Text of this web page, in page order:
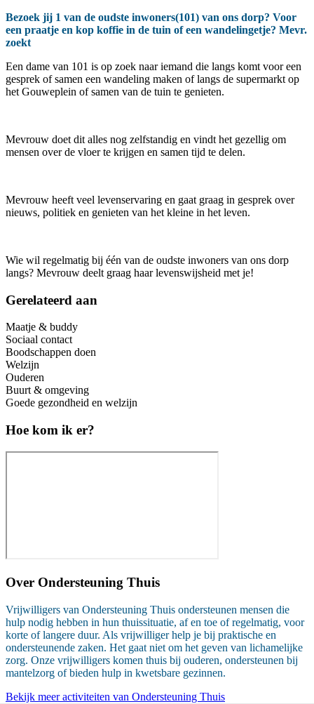
Bezoek jij 1 van de oudste inwoners(101) van ons dorp? Voor
een praatje en kop koffie in de tuin of een wandelingetje? Mevr.
zoekt
Een dame van 101 is op zoek naar iemand die langs komt voor een
gesprek of samen een wandeling maken of langs de supermarkt op
het Gouweplein of samen van de tuin te genieten.
Mevrouw doet dit alles nog zelfstandig en vindt het gezellig om
mensen over de vloer te krijgen en samen tijd te delen.
Mevrouw heeft veel levenservaring en gaat graag in gesprek over
nieuws, politiek en genieten van het kleine in het leven.
Wie wil regelmatig bij één van de oudste inwoners van ons dorp
langs? Mevrouw deelt graag haar levenswijsheid met je!
Gerelateerd aan
Maatje & buddy
Sociaal contact
Boodschappen doen
Welzijn
Ouderen
Buurt & omgeving
Goede gezondheid en welzijn
Hoe kom ik er?
Over Ondersteuning Thuis
Vrijwilligers van Ondersteuning Thuis ondersteunen mensen die
hulp nodig hebben in hun thuissituatie, af en toe of regelmatig, voor
korte of langere duur. Als vrijwilliger help je bij praktische en
ondersteunende zaken. Het gaat niet om het geven van lichamelijke
zorg. Onze vrijwilligers komen thuis bij ouderen, ondersteunen bij
mantelzorg of bieden hulp in kwetsbare gezinnen.
Bekijk meer activiteiten van Ondersteuning Thuis